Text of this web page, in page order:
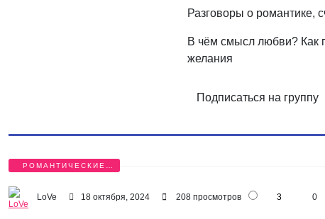
Разговоры о романтике,
В чём смысл любви? Как
желания
Подписаться на группу
РОМАНТИЧЕСКИЕ
LoVe 18 октября, 2024 208 просмотров 3 0